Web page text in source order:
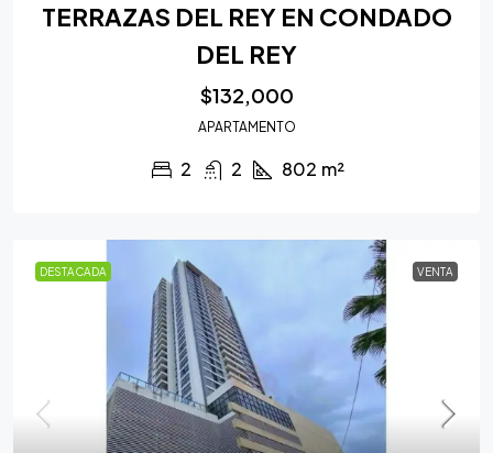
TERRAZAS DEL REY EN CONDADO
DEL REY
$132,000
APARTAMENTO
2 2 802 m²
DESTACADA VENTA